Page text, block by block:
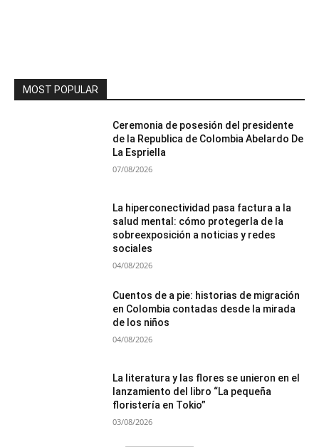
MOST POPULAR
Ceremonia de posesión del presidente
de la Republica de Colombia Abelardo De
La Espriella
07/08/2026
La hiperconectividad pasa factura a la
salud mental: cómo protegerla de la
sobreexposición a noticias y redes
sociales
04/08/2026
Cuentos de a pie: historias de migración
en Colombia contadas desde la mirada
de los niños
04/08/2026
La literatura y las flores se unieron en el
lanzamiento del libro “La pequeña
floristería en Tokio”
03/08/2026